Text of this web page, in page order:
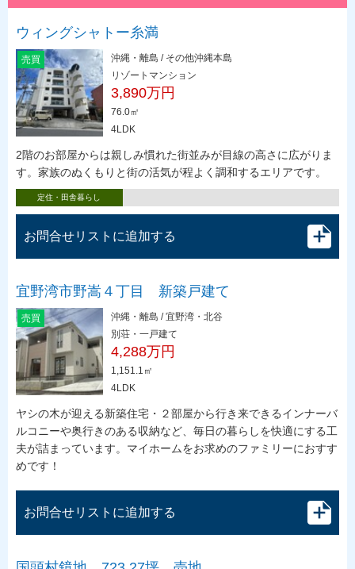
ウィングシャトー糸満
売買
沖縄・離島 / その他沖縄本島
リゾートマンション
3,890万円
76.0㎡
4LDK
2階のお部屋からは親しみ慣れた街並みが目線の高さに広がりま
す。家族のぬくもりと街の活気が程よく調和するエリアです。
定住・田舎暮らし
お問合せリストに追加する
宜野湾市野嵩４丁目 新築戸建て
売買
沖縄・離島 / 宜野湾・北谷
別荘・一戸建て
4,288万円
1,151.1㎡
4LDK
ヤシの木が迎える新築住宅・２部屋から行き来できるインナーバ
ルコニーや奥行きのある収納など、毎日の暮らしを快適にする工
夫が詰まっています。マイホームをお求めのファミリーにおすす
めです！
お問合せリストに追加する